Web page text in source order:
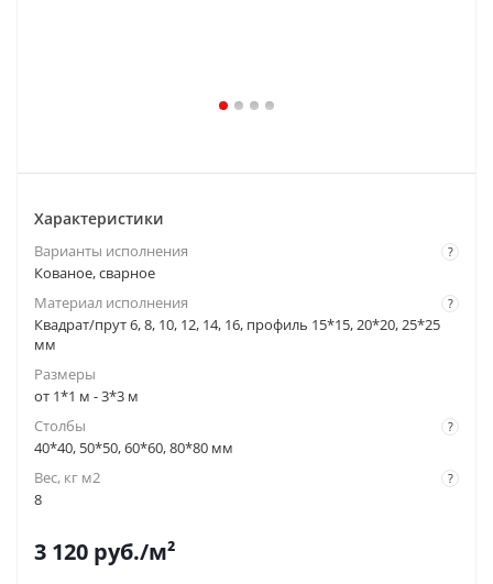
Характеристики
?
Варианты исполнения
Кованое, сварное
?
Материал исполнения
Квадрат/прут 6, 8, 10, 12, 14, 16, профиль 15*15, 20*20, 25*25
мм
Размеры
от 1*1 м - 3*3 м
?
Столбы
40*40, 50*50, 60*60, 80*80 мм
?
Вес, кг м2
8
3 120 руб./м²